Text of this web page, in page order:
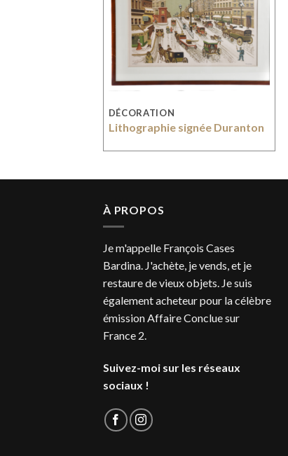
DÉCORATION
Lithographie signée Duranton
À PROPOS
Je m'appelle François Cases
Bardina. J'achète, je vends, et je
restaure de vieux objets. Je suis
également acheteur pour la célèbre
émission Affaire Conclue sur
France 2.
Suivez-moi sur les réseaux
sociaux !